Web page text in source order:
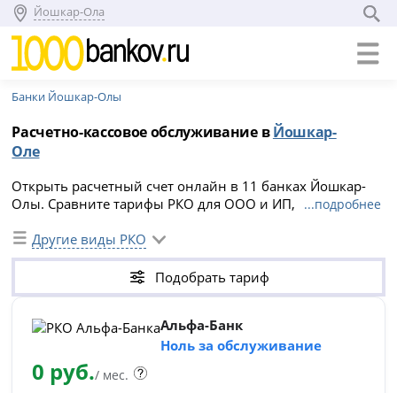
Йошкар-Ола
Банки Йошкар-Олы
Расчетно-кассовое обслуживание вЙошкар-
Оле
Открыть расчетный счет онлайн в 11 банках Йошкар-
Олы. Сравните тарифы РКО для ООО и ИП, подберите
...подробнее
Другие виды РКО
Подобрать тариф
Альфа-Банк
Ноль за обслуживание
0 руб./ мес.